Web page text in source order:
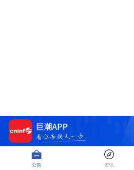
公告 资讯